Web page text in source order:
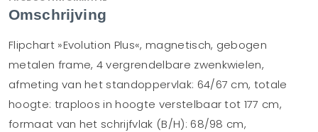
Omschrijving
Flipchart »Evolution Plus«, magnetisch, gebogen
metalen frame, 4 vergrendelbare zwenkwielen,
afmeting van het standoppervlak: 64/67 cm, totale
hoogte: traploos in hoogte verstelbaar tot 177 cm,
formaat van het schrijfvlak (B/H): 68/98 cm,